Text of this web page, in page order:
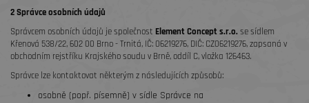
2 Správce osobních údajů
Správcem osobních údajů je společnost Element Concept s.r.o. se sídlem
Křenová 538/22, 602 00 Brno - Trnitá, IČ: 06219276, DIČ: CZ06219276, zapsaná v
obchodním rejstříku Krajského soudu v Brně, oddíl C, vložka 126463.
Správce lze kontaktovat některým z následujících způsobů:
osobně (popř. písemně) v sídle Správce na